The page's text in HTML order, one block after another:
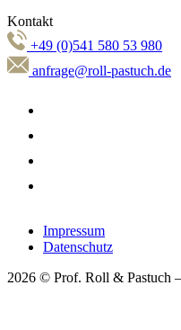
Kontakt
+49 (0)541 580 53 980
anfrage@roll-pastuch.de
Impressum
Datenschutz
2026 © Prof. Roll & Pastuch